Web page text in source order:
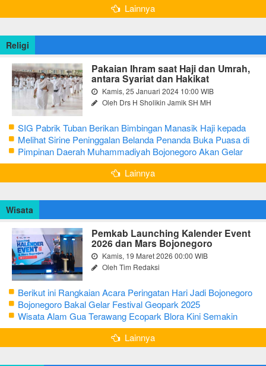
Lainnya
Religi
Pakaian Ihram saat Haji dan Umrah,
antara Syariat dan Hakikat
Kamis, 25 Januari 2024 10:00 WIB
Oleh Drs H Sholikin Jamik SH MH
SIG Pabrik Tuban Berikan Bimbingan Manasik Haji kepada
CJH Kabupaten Tuban
Melihat Sirine Peninggalan Belanda Penanda Buka Puasa di
Pendopo Bupati Blora
Pimpinan Daerah Muhammadiyah Bojonegoro Akan Gelar
Salat Iduladha 9 Juli 2022
Lainnya
Wisata
Pemkab Launching Kalender Event
2026 dan Mars Bojonegoro
Kamis, 19 Maret 2026 00:00 WIB
Oleh Tim Redaksi
Berikut ini Rangkaian Acara Peringatan Hari Jadi Bojonegoro
Ke-348 Tahun 2025
Bojonegoro Bakal Gelar Festival Geopark 2025
Wisata Alam Gua Terawang Ecopark Blora Kini Semakin
Menarik
Lainnya